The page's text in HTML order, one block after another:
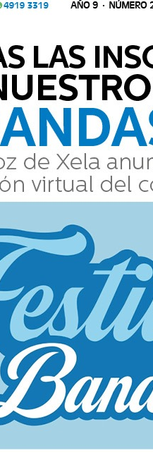
fortalecer la
y visitantes.
mayor seguridad a